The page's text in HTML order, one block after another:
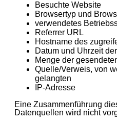
Besuchte Website
Browsertyp und
verwendetes
Referrer URL
Hostname des
Datum und Uhrzeit
Menge der
Quelle/Verweis, von
gelangten
IP-Adresse
Eine Zusammenführung
Datenquellen wird nicht